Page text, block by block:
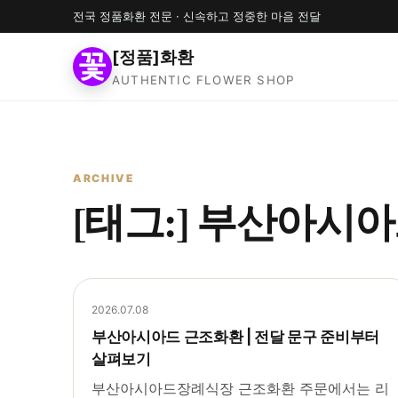
전국 정품화환 전문 · 신속하고 정중한 마음 전달
[정품]화환
AUTHENTIC FLOWER SHOP
ARCHIVE
[태그:]부산아시
2026.07.08
부산아시아드 근조화환 | 전달 문구 준비부터
살펴보기
부산아시아드장례식장 근조화환 주문에서는 리